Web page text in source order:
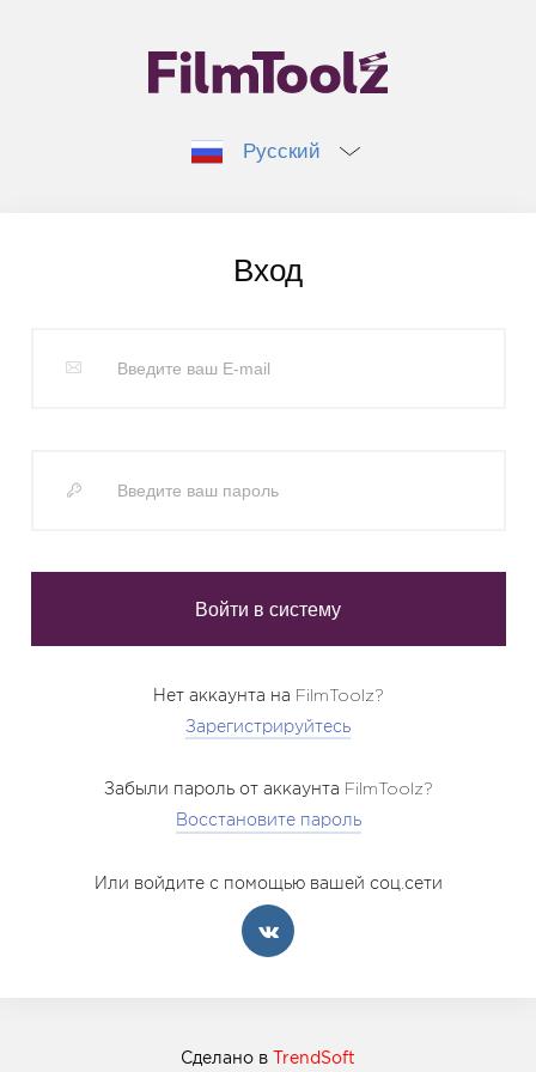
Русский
Вход
Нет аккаунта на FilmToolz?
Зарегистрируйтесь
Забыли пароль от аккаунта FilmToolz?
Восстановите пароль
Или войдите с помощью вашей соц.сети
Сделано в TrendSoft